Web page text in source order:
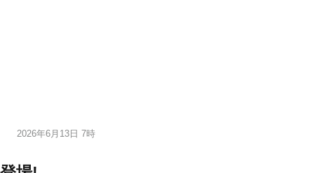
2026年6月13日 7時